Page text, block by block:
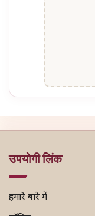
उपयोगी लिंक
हमारे बारे में